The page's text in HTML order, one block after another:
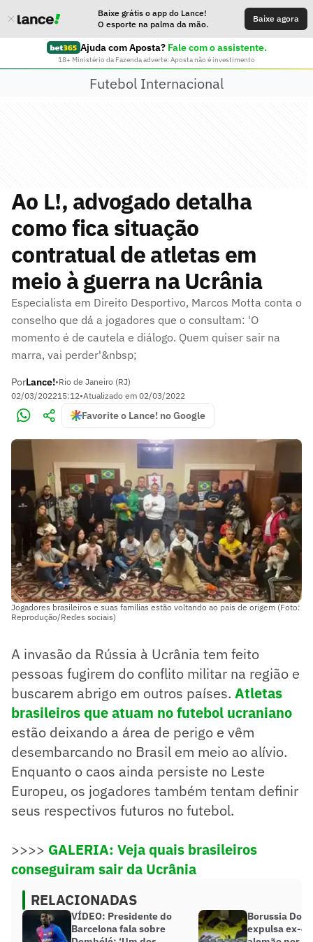
Baixe grátis o app do Lance!
O esporte na palma da mão.
Baixe agora
Ajuda com Aposta? Fale com o assistente.
18+ Ministério da Fazenda adverte: Aposta não é investimento
Futebol Internacional
Ao L!, advogado detalha
como fica situação
contratual de atletas em
meio à guerra na Ucrânia
Especialista em Direito Desportivo, Marcos Motta conta o
conselho que dá a jogadores que o consultam: 'O
momento é de cautela e diálogo. Quem quiser sair na
marra, vai perder'&nbsp;
PorLance!•Rio de Janeiro (RJ)
02/03/202215:12•Atualizado em 02/03/2022
Favorite o Lance! no Google
Jogadores brasileiros e suas famílias estão voltando ao país de origem (Foto:
Reprodução/Redes sociais)
A invasão da Rússia à Ucrânia tem feito
pessoas fugirem do conflito militar na região e
buscarem abrigo em outros países. Atletas
brasileiros que atuam no futebol ucraniano
estão deixando a área de perigo e vêm
desembarcando no Brasil em meio ao alívio.
Enquanto o caos ainda persiste no Leste
Europeu, os jogadores também tentam definir
seus respectivos futuros no futebol.
>>>> GALERIA: Veja quais brasileiros
conseguiram sair da Ucrânia
RELACIONADAS
VÍDEO: Presidente do
Barcelona fala sobre
Borussia
expulsa ex-